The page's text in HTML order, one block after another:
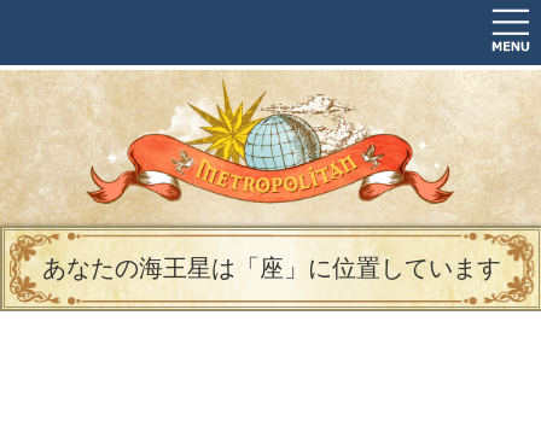
あなたの海王星は「座」に位置しています